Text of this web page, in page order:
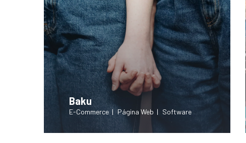
Baku
E-Commerce Página Web Software